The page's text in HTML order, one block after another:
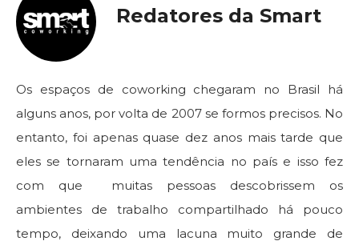
Redatores da Smart
Os espaços de coworking chegaram no Brasil há
alguns anos, por volta de 2007 se formos precisos. No
entanto, foi apenas quase dez anos mais tarde que
eles se tornaram uma tendência no país e isso fez
com que muitas pessoas descobrissem os
ambientes de trabalho compartilhado há pouco
tempo, deixando uma lacuna muito grande de